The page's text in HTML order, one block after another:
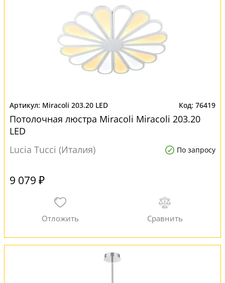
Miracoli 203.20 LED 76419
Потолочная люстра Miracoli Miracoli 203.20
LED
Lucia Tucci (Италия)
По запросу
9 079 ₽